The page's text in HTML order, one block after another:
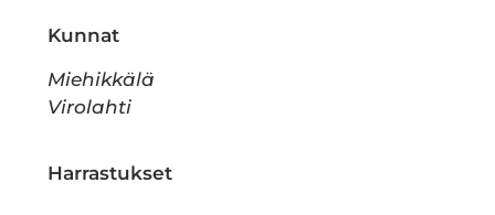
Kunnat
Miehikkälä
Virolahti
Harrastukset